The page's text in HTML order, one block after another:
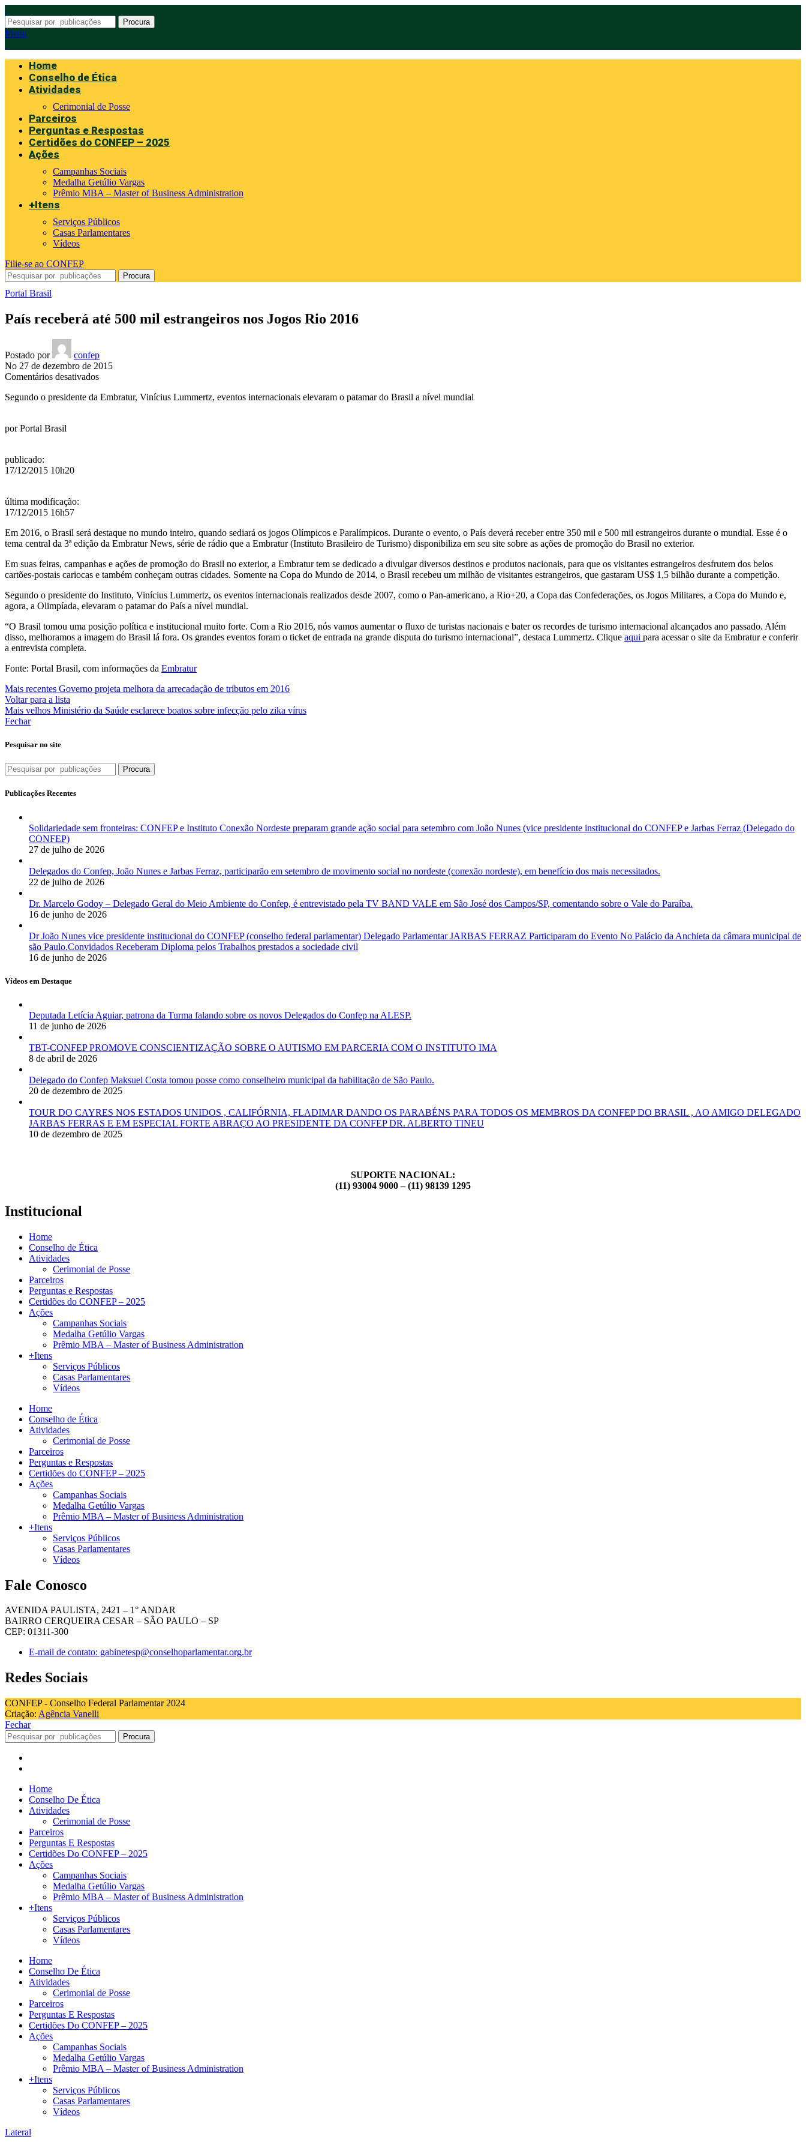
Procura
Menu
Home
Conselho de Ética
Atividades
Cerimonial de Posse
Parceiros
Perguntas e Respostas
Certidões do CONFEP – 2025
Ações
Campanhas Sociais
Medalha Getúlio Vargas
Prêmio MBA – Master of Business Administration
+Itens
Serviços Públicos
Casas Parlamentares
Vídeos
Filie-se ao CONFEP
Procura
Portal Brasil
País receberá até 500 mil estrangeiros nos Jogos Rio 2016
Postado por
confep
No 27 de dezembro de 2015
Comentários desativadosem
receberá
Segundo o presidente da Embratur, Vinícius Lummertz, eventos internacionais elevaram o patamar do Brasil a nível mundial
porPortal Brasil
publicado:
17/12/2015 10h20
última modificação:
17/12/2015 16h57
Em 2016, o Brasil será destaque no mundo inteiro, quando sediará os jogos Olímpicos e Paralímpicos. Durante o evento, o País deverá receber entre 350 mil e 500 mil estrangeiros durante o mundial. Esse é o
tema central da 3ª edição da Embratur News, série de rádio que a Embratur (Instituto Brasileiro de Turismo) disponibiliza em seu site sobre as ações de promoção do Brasil no exterior.
Em suas feiras, campanhas e ações de promoção do Brasil no exterior, a Embratur tem se dedicado a divulgar diversos destinos e produtos nacionais, para que os visitantes estrangeiros desfrutem dos belos
cartões-postais cariocas e também conheçam outras cidades. Somente na Copa do Mundo de 2014, o Brasil recebeu um milhão de visitantes estrangeiros, que gastaram US$ 1,5 bilhão durante a competição.
Segundo o presidente do Instituto, Vinícius Lummertz, os eventos internacionais realizados desde 2007, como o Pan-americano, a Rio+20, a Copa das Confederações, os Jogos Militares, a Copa do Mundo e,
agora, a Olimpíada, elevaram o patamar do País a nível mundial.
“O Brasil tomou uma posição política e institucional muito forte. Com a Rio 2016, nós vamos aumentar o fluxo de turistas nacionais e bater os recordes de turismo internacional alcançados ano passado. Além
disso, melhoramos a imagem do Brasil lá fora. Os grandes eventos foram o ticket de entrada na grande disputa do turismo internacional”, destaca Lummertz. Clique aqui para acessar o site da Embratur e conferir
a entrevista completa.
Fonte: Portal Brasil, com informações da Embratur
Mais recentes Governo projeta melhora da arrecadação de tributos em 2016
Voltar para a lista
Mais velhos Ministério da Saúde esclarece boatos sobre infecção pelo zika vírus
Fechar
Pesquisar no site
Procura
Publicações Recentes
Solidariedade sem fronteiras: CONFEP e Instituto Conexão Nordeste preparam grande ação social para setembro com João Nunes (vice presidente institucional do CONFEP e Jarbas Ferraz (Delegado do
CONFEP)
27 de julho de 2026
Delegados do Confep, João Nunes e Jarbas Ferraz, participarão em setembro de movimento social no nordeste (conexão nordeste), em benefício dos mais necessitados.
22 de julho de 2026
Dr. Marcelo Godoy – Delegado Geral do Meio Ambiente do Confep, é entrevistado pela TV BAND VALE em São José dos Campos/SP, comentando sobre o Vale do Paraíba.
16 de junho de 2026
Dr João Nunes vice presidente institucional do CONFEP (conselho federal parlamentar) Delegado Parlamentar JARBAS FERRAZ Participaram do Evento No Palácio da Anchieta da câmara municipal de
são Paulo.Convidados Receberam Diploma pelos Trabalhos prestados a sociedade civil
16 de junho de 2026
Vídeos em Destaque
Deputada Letícia Aguiar, patrona da Turma falando sobre os novos Delegados do Confep na ALESP.
11 de junho de 2026
TBT-CONFEP PROMOVE CONSCIENTIZAÇÃO SOBRE O AUTISMO EM PARCERIA COM O INSTITUTO IMA
8 de abril de 2026
Delegado do Confep Maksuel Costa tomou posse como conselheiro municipal da habilitação de São Paulo.
20 de dezembro de 2025
TOUR DO CAYRES NOS ESTADOS UNIDOS , CALIFÓRNIA, FLADIMAR DANDO OS PARABÉNS PARA TODOS OS MEMBROS DA CONFEP DO BRASIL , AO AMIGO DELEGADO
JARBAS FERRAS E EM ESPECIAL FORTE ABRAÇO AO PRESIDENTE DA CONFEP DR. ALBERTO TINEU
10 de dezembro de 2025
SUPORTE NACIONAL:
(11) 93004 9000 – (11) 98139 1295
Institucional
Home
Conselho de Ética
Atividades
Cerimonial de Posse
Parceiros
Perguntas e Respostas
Certidões do CONFEP – 2025
Ações
Campanhas Sociais
Medalha Getúlio Vargas
Prêmio MBA – Master of Business Administration
+Itens
Serviços Públicos
Casas Parlamentares
Vídeos
Home
Conselho de Ética
Atividades
Cerimonial de Posse
Parceiros
Perguntas e Respostas
Certidões do CONFEP – 2025
Ações
Campanhas Sociais
Medalha Getúlio Vargas
Prêmio MBA – Master of Business Administration
+Itens
Serviços Públicos
Casas Parlamentares
Vídeos
Fale Conosco
AVENIDA PAULISTA, 2421 – 1° ANDAR
BAIRRO CERQUEIRA CESAR – SÃO PAULO – SP
CEP: 01311-300
E-mail de contato: gabinetesp@conselhoparlamentar.org.br
Redes Sociais
CONFEP - Conselho Federal Parlamentar 2024
Criação: Agência Vanelli
Fechar
Procura
Home
Conselho De Ética
Atividades
Cerimonial de Posse
Parceiros
Perguntas E Respostas
Certidões Do CONFEP – 2025
Ações
Campanhas Sociais
Medalha Getúlio Vargas
Prêmio MBA – Master of Business Administration
+Itens
Serviços Públicos
Casas Parlamentares
Vídeos
Home
Conselho De Ética
Atividades
Cerimonial de Posse
Parceiros
Perguntas E Respostas
Certidões Do CONFEP – 2025
Ações
Campanhas Sociais
Medalha Getúlio Vargas
Prêmio MBA – Master of Business Administration
+Itens
Serviços Públicos
Casas Parlamentares
Vídeos
Lateral